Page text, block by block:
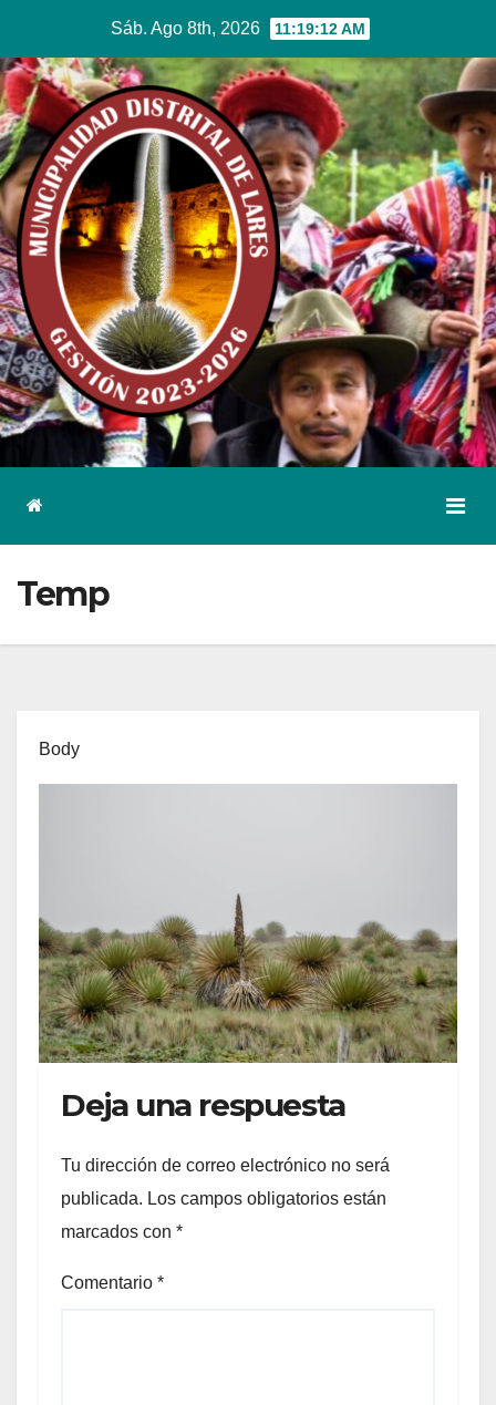
Sáb. Ago 8th, 2026 11:19:12 AM
Temp
Body
Deja una respuesta
Tu dirección de correo electrónico no será
publicada. Los campos obligatorios están
marcados con *
Comentario *